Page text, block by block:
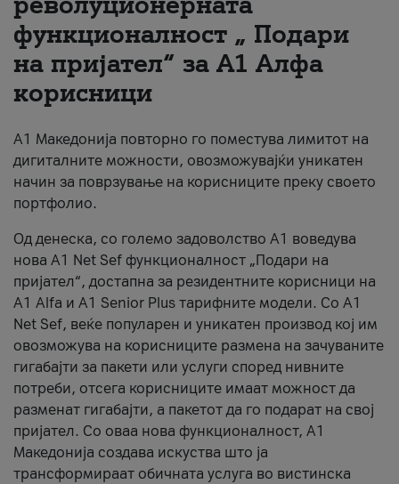
За нас
#ПодобарОнлајн
функционалност „ Подари
на пријател“ за А1 Алфа
корисници
А1 Македонија повторно го поместува лимитот на
дигиталните можности, овозможувајќи уникатен
начин за поврзување на корисниците преку своето
портфолио.
Од денеска, со големо задоволство А1 воведува
нова A1 Net Sef функционалност „Подари на
пријател“, достапна за резидентните корисници на
А1 Alfa и A1 Senior Plus тарифните модели. Со A1
Net Sef, веќе популарен и уникатен производ кој им
овозможува на корисниците размена на зачуваните
гигабајти за пакети или услуги според нивните
потреби, отсега корисниците имаат можност да
разменат гигабајти, а пакетот да го подарат на свој
пријател. Со оваа нова функционалност, А1
Македонија создава искуства што ја
трансформираат обичната услуга во вистинска